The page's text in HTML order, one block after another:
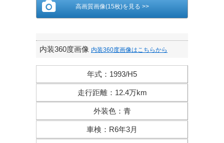
高画質画像(15枚)を見る >>
内装360度画像 内装360度画像はこちらから
年式 ： 1993/H5
走行距離： 12.4万km
外装色： 青
車検 ： R6年3月